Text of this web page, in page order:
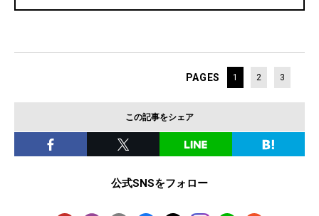
PAGES 1 2 3
この記事をシェア
公式SNSをフォロー